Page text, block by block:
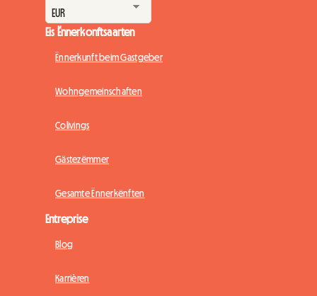
Eis Ënnerkonftsaarten
Ënnerkunft beim Gastgeber
Wohngemeinschaften
Colivings
Gästezëmmer
Gesamte Ënnerkënften
Entreprise
Blog
Karrièren